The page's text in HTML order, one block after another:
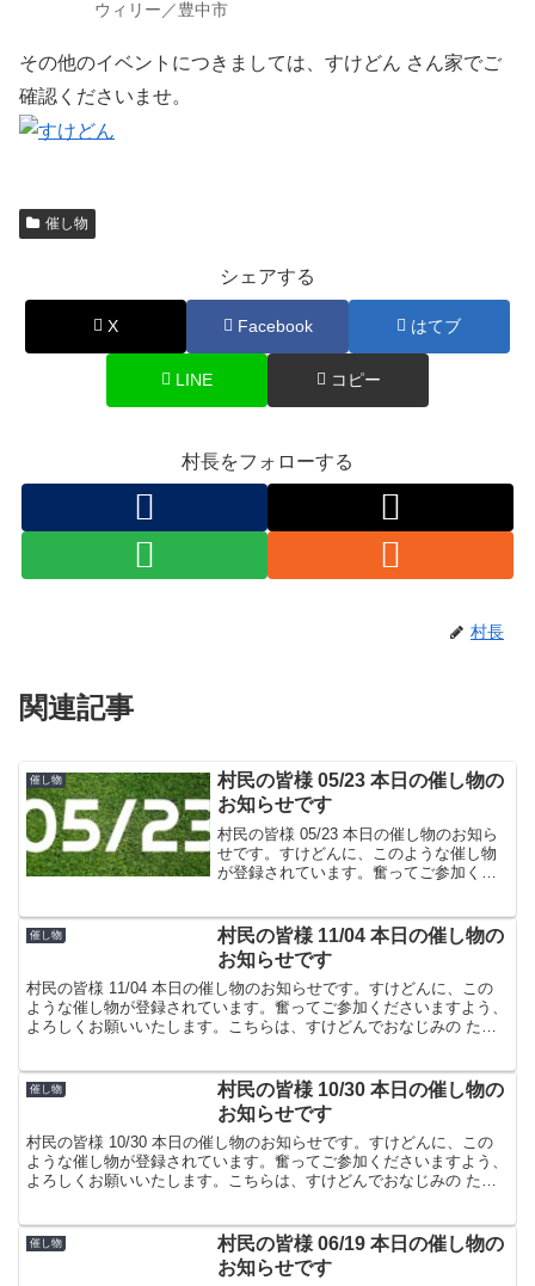
ウィリー／豊中市
その他のイベントにつきましては、すけどん さん家でご
確認くださいませ。
催し物
シェアする
X Facebook はてブ
LINE コピー
村長をフォローする
村長
関連記事
催し物
村民の皆様 05/23 本日の催し物の
お知らせです
村民の皆様 05/23 本日の催し物のお知ら
せです。すけどんに、このような催し物
が登録されています。奮ってご参加くだ
ま屋でした。
催し物
村民の皆様 11/04 本日の催し物の
お知らせです
村民の皆様 11/04 本日の催し物のお知らせです。すけどんに、この
ような催し物が登録されています。奮ってご参加くださいますよう、
よろしくお願いいたします。こちらは、すけどんでおなじみの たま
催し物
村民の皆様 10/30 本日の催し物の
お知らせです
村民の皆様 10/30 本日の催し物のお知らせです。すけどんに、この
ような催し物が登録されています。奮ってご参加くださいますよう、
よろしくお願いいたします。こちらは、すけどんでおなじみの たま
催し物
村民の皆様 06/19 本日の催し物の
お知らせです